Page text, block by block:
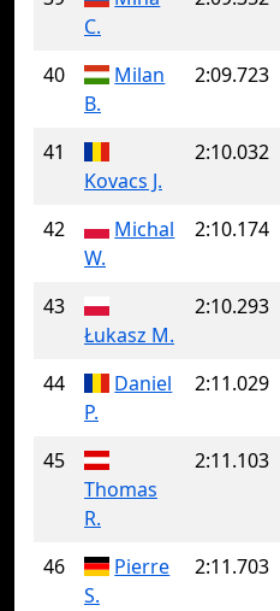
C.
40
Milan
B.
2:09.723
41
Kovacs J.
2:10.032
42
Michal
W.
2:10.174
43
Łukasz M.
2:10.293
44
Daniel
P.
2:11.029
45
Thomas
R.
2:11.103
46
Pierre
S.
2:11.703